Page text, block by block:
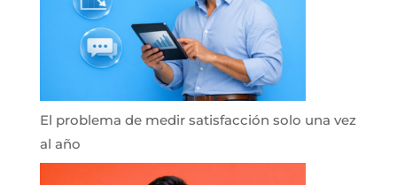
El problema de medir satisfacción solo una vez
al año